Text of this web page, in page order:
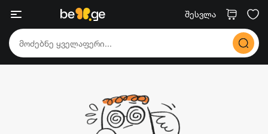
შესვლა